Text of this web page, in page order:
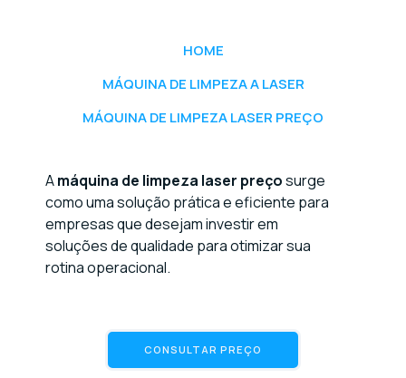
HOME
MÁQUINA DE LIMPEZA A LASER
MÁQUINA DE LIMPEZA LASER PREÇO
Amáquina de limpeza laser preçosurge
como uma solução prática e eficiente para
empresas que desejam investir em
soluções de qualidade para otimizar sua
rotina operacional.
CONSULTAR PREÇO